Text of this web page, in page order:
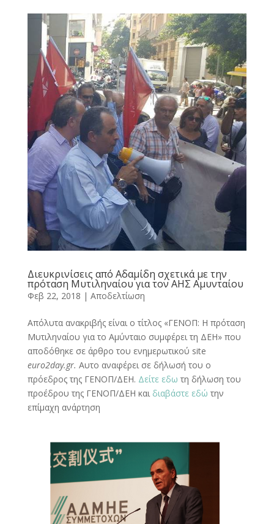
Διευκρινίσεις από Αδαμίδη σχετικά με την
πρόταση Μυτιληναίου για τον ΑΗΣ Αμυνταίου
Φεβ 22, 2018 | Αποδελτίωση
Απόλυτα ανακριβής είναι ο τίτλος «ΓΕΝΟΠ: Η πρόταση
Μυτιληναίου για το Αμύνταιο συμφέρει τη ΔΕΗ» που
αποδόθηκε σε άρθρο του ενημερωτικού site
euro2day.gr. Αυτο αναφέρει σε δήλωσή του ο
πρόεδρος της ΓΕΝΟΠ/ΔΕΗ. Δείτε εδω τη δήλωση του
προέδρου της ΓΕΝΟΠ/ΔΕΗ και διαβάστε εδώ την
επίμαχη ανάρτηση